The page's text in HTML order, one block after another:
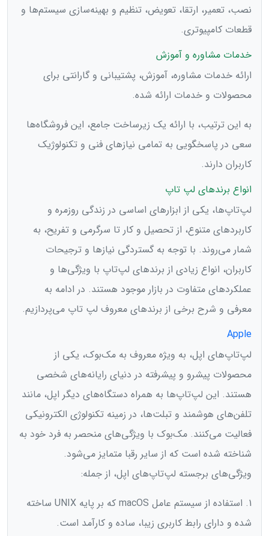
نصب، تعمیر، ارتقا، تعویض، تنظیم و بهینه‌سازی سیستم‌ها و
قطعات کامپیوتری.
خدمات مشاوره و آموزش
ارائه خدمات مشاوره، آموزش، پشتیبانی و گارانتی برای
محصولات و خدمات ارائه شده.
به این ترتیب، با ارائه یک زیرساخت جامع، این فروشگاه‌ها
سعی در پاسخگویی به تمامی نیازهای فنی و تکنولوژیک
کاربران دارند.
انواع برند‌های لپ تاپ
لپ‌تاپ‌ها، یکی از ابزارهای اساسی در زندگی روزمره و
کاربردهای متنوع، از تحصیل و کار تا سرگرمی و تفریح، به
شمار می‌روند. با توجه به گستردگی نیازها و ترجیحات
کاربران، انواع زیادی از برندهای لپ‌تاپ با ویژگی‌ها و
عملکردهای متفاوت در بازار موجود هستند. در ادامه به
معرفی و شرح برخی از برند‌های معروف لپ تاپ می‌پردازیم.
Apple
لپ‌تاپ‌های اپل، به ویژه معروف به مک‌بوک، یکی از
محصولات پیشرو و پیشرفته در دنیای رایانه‌های شخصی
هستند. این لپ‌تاپ‌ها به همراه دستگاه‌های دیگر اپل، مانند
تلفن‌های هوشمند و تبلت‌ها، در زمینه تکنولوژی الکترونیکی
فعالیت می‌کنند. مک‌بوک با ویژگی‌های منحصر به فرد خود به
شناخته شده است که از سایر رقبا متمایز می‌شود.
ویژگی‌های برجسته لپ‌تاپ‌های اپل، از جمله:
1. استفاده از سیستم عامل macOS که بر پایه UNIX ساخته
شده و دارای رابط کاربری زیبا، ساده و کارآمد است.